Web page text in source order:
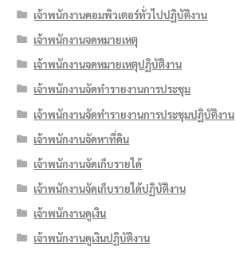
เจ้าพนักงานคอมพิวเตอร์ทั่วไปปฏิบัติงาน
เจ้าพนักงานจดหมายเหตุ
เจ้าพนักงานจดหมายเหตุปฏิบัติงาน
เจ้าพนักงานจัดทำรายงานการประชุม
เจ้าพนักงานจัดทำรายงานการประชุมปฏิบัติงาน
เจ้าพนักงานจัดหาที่ดิน
เจ้าพนักงานจัดเก็บรายได้
เจ้าพนักงานจัดเก็บรายได้ปฏิบัติงาน
เจ้าพนักงานดูเงิน
เจ้าพนักงานดูเงินปฏิบัติงาน